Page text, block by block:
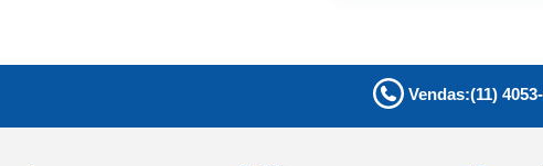
Vendas:(11)